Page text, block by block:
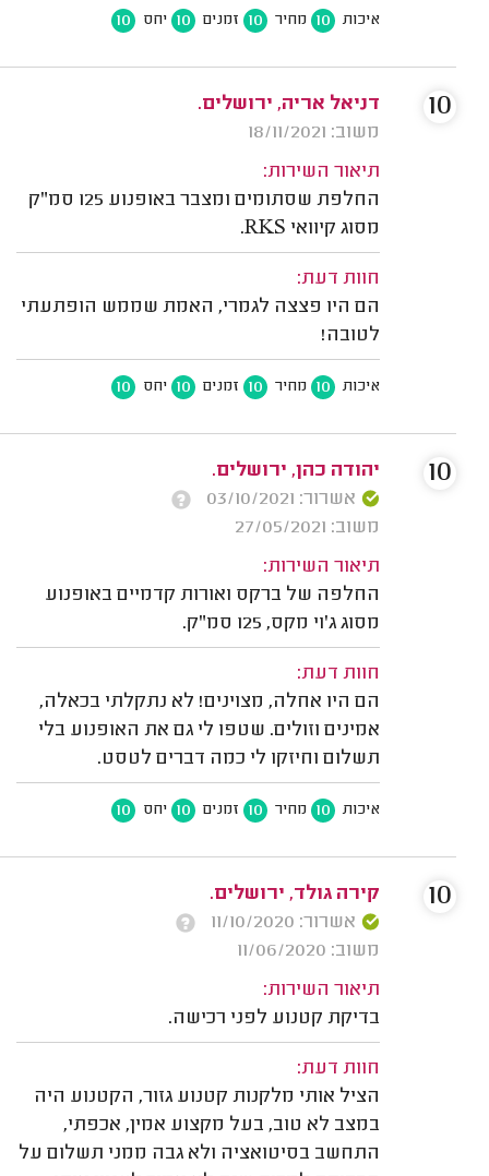
איכות 10 מחיר 10 זמנים 10 יחס 10
דניאל אריה, ירושלים.
משוב: 18/11/2021
תיאור השירות:
החלפת שסתומים ומצבר באופנוע 125 סמ"ק
מסוג קיוואי RKS.
חוות דעת:
הם היו פצצה לגמרי, האמת שממש הופתעתי
לטובה!
איכות 10 מחיר 10 זמנים 10 יחס 10
10
יהודה כהן, ירושלים.
אשרור: 03/10/2021
משוב: 27/05/2021
תיאור השירות:
החלפה של ברקס ואורות קדמיים באופנוע
מסוג ג'וי מקס, 125 סמ"ק.
חוות דעת:
הם היו אחלה, מצוינים! לא נתקלתי בכאלה,
אמינים וזולים. שטפו לי גם את האופנוע בלי
תשלום וחיזקו לי כמה דברים לטסט.
איכות 10 מחיר 10 זמנים 10 יחס 10
10
קירה גולד, ירושלים.
אשרור: 11/10/2020
משוב: 11/06/2020
תיאור השירות:
בדיקת קטנוע לפני רכישה.
חוות דעת:
הציל אותי מלקנות קטנוע גזור, הקטנוע היה
במצב לא טוב, בעל מקצוע אמין, אכפתי,
התחשב בסיטואציה ולא גבה ממני תשלום על
10